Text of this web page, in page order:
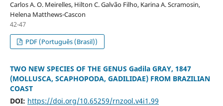
Carlos A. O. Meirelles, Hilton C. Galvão Filho, Karina A. Scramosin,
Helena Matthews-Cascon
42-47
PDF (Português (Brasil))
TWO NEW SPECIES OF THE GENUS Gadila GRAY, 1847
(MOLLUSCA, SCAPHOPODA, GADILIDAE) FROM BRAZILIAN
COAST
DOI: https://doi.org/10.65259/rnzool.v4i1.99